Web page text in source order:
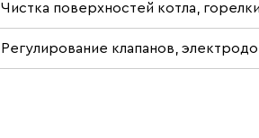
Чистка поверхностей котла,
Регулирование клапанов,